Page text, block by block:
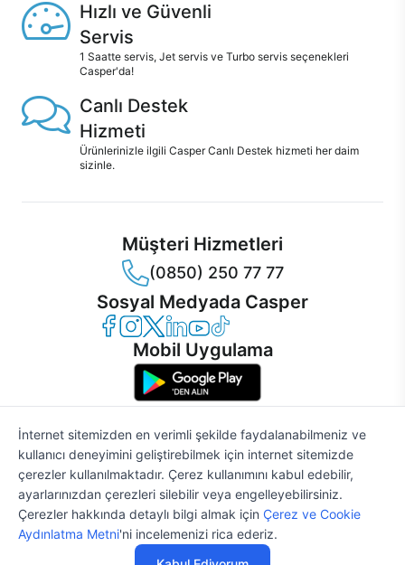
58.377 TL57.210 TL %2
Hızlı ve Güvenli
Servis
1 Saatte servis, Jet servis ve Turbo servis seçenekleri
Casper'da!
Canlı Destek
Hizmeti
Ürünlerinizle ilgili Casper Canlı Destek hizmeti her daim
sizinle.
Müşteri Hizmetleri
(0850) 250 77 77
Sosyal Medyada Casper
Casper Facebook
Casper Instagram
Casper Twitter
Casper LinkedIn
Casper YouTube
Casper TikTok
Mobil Uygulama
© 2021 - 2026 Casper Bilgisayar Sistemleri A.Ş. Tüm Hakları Saklıdır
KVKK
Çerez Politikası
Bilgi Güvenliği
Bilgi Toplumu Hizmetleri
Mesafeli Satış Sözleşmesi
İnternet sitemizden en verimli şekilde faydalanabilmeniz ve
kullanıcı deneyimini geliştirebilmek için internet sitemizde
çerezler kullanılmaktadır. Çerez kullanımını kabul edebilir,
ayarlarınızdan çerezleri silebilir veya engelleyebilirsiniz.
Çerezler hakkında detaylı bilgi almak için Çerez ve Cookie
Aydınlatma Metni'ni incelemenizi rica ederiz.